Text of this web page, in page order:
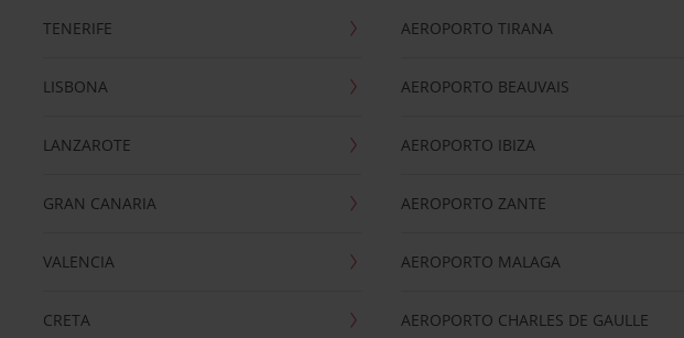
TENERIFE
LISBONA
LANZAROTE
GRAN CANARIA
VALENCIA
CRETA
AEROPORTO TIRANA
AEROPORTO BEAUVAIS
AEROPORTO IBIZA
AEROPORTO ZANTE
AEROPORTO MALAGA
AEROPORTO CHARLES DE GAULLE